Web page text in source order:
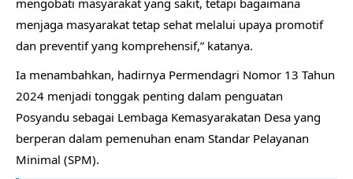
mengobati masyarakat yang sakit, tetapi bagaimana
menjaga masyarakat tetap sehat melalui upaya promotif
dan preventif yang komprehensif,” katanya.
Ia menambahkan, hadirnya Permendagri Nomor 13 Tahun
2024 menjadi tonggak penting dalam penguatan
Posyandu sebagai Lembaga Kemasyarakatan Desa yang
berperan dalam pemenuhan enam Standar Pelayanan
Minimal (SPM).